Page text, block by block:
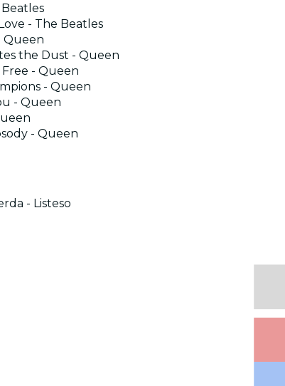
- The Beatles
Queen
the Dust - Queen
- Queen
- Queen
- Queen
- Queen
- Listeso